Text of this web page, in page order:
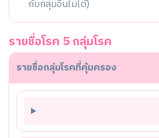
กับกลุ่มอื่นไม่ได้)
รายชื่อโรค 5 กลุ่มโรค
รายชื่อกลุ่มโรคที่คุ้มครอง